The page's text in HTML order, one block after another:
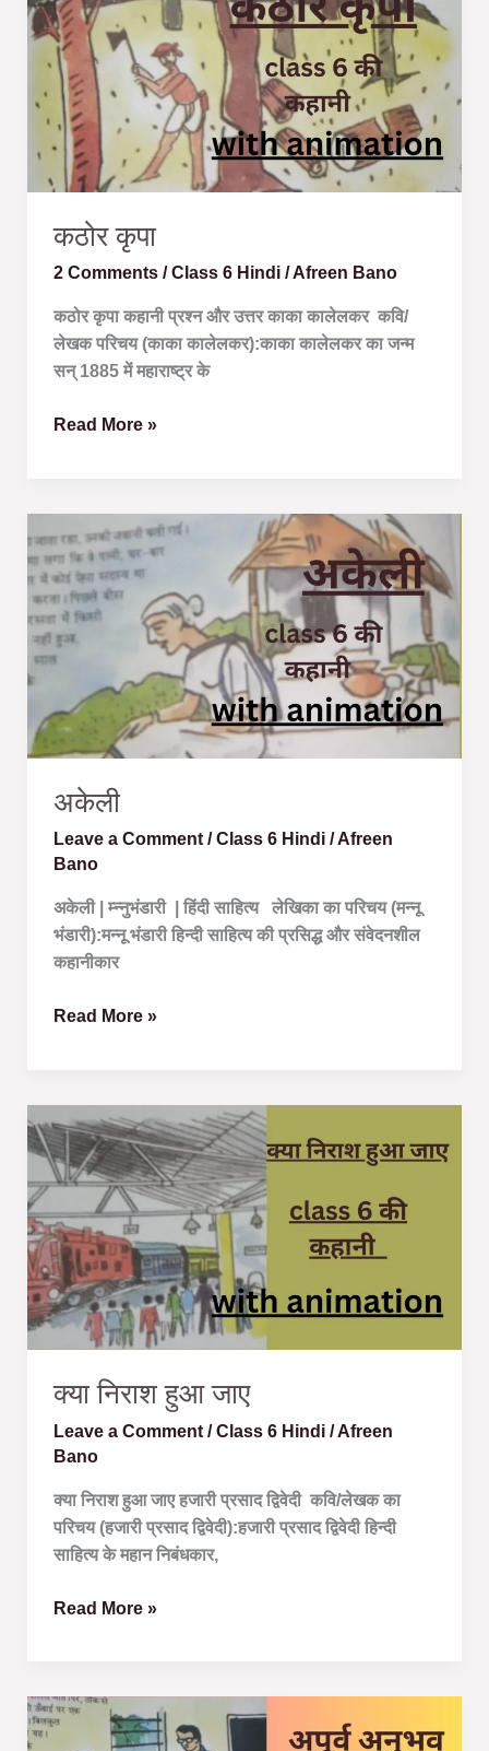
कठोर कृपा
2 Comments /Class 6 Hindi/Afreen Bano
कठोर कृपा कहानी प्रश्न और उत्तर काका कालेलकर कवि/
लेखक परिचय (काका कालेलकर):काका कालेलकर का जन्म
सन् 1885 में महाराष्ट्र के
Read More »
अकेली
Leave a Comment /Class 6 Hindi/Afreen
Bano
अकेली | म्न्नुभंडारी | हिंदी साहित्य लेखिका का परिचय (मन्नू
भंडारी):मन्नू भंडारी हिन्दी साहित्य की प्रसिद्ध और संवेदनशील
कहानीकार
Read More »
क्या निराश हुआ जाए
Leave a Comment /Class 6 Hindi/Afreen
Bano
क्या निराश हुआ जाए हजारी प्रसाद द्विवेदी कवि/लेखक का
परिचय (हजारी प्रसाद द्विवेदी):हजारी प्रसाद द्विवेदी हिन्दी
साहित्य के महान निबंधकार,
निराश
हुआ
Read More »
अपूर्व